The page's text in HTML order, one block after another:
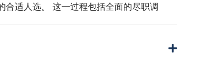
合适人选。 这一过程包括全面的尽职调